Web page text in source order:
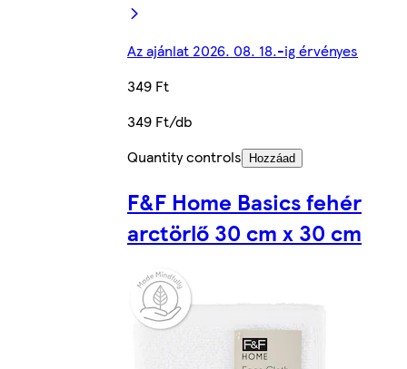
Az ajánlat 2026. 08. 18.-ig érvényes
349 Ft
349 Ft/db
Quantity controls
Hozzáad
F&F Home Basics fehér
arctörlő 30 cm x 30 cm